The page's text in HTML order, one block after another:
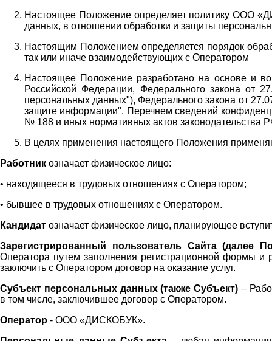
Настоящее Положение определяет политику ООО
данных, в отношении обработки и защиты
Настоящим Положением определяется порядок
так или иначе взаимодействующих с Оператором
Настоящее Положение разработано на основе и во
Российской Федерации, Федерального закона
персональных данных"), Федерального закона от
защите информации", Перечнем сведений
№ 188 и иных нормативных актов законодательства
В целях применения настоящего Положения
Работник означает физическое лицо:
• находящееся в трудовых отношениях с Оператором;
• бывшее в трудовых отношениях с Оператором.
Кандидат означает физическое лицо, планирующее
Зарегистрированный пользователь Сайта (далее
Оператора путем заполнения регистрационной формы и
заключить с Оператором договор на оказание услуг.
Субъект персональных данных (также Субъект) –
в том числе, заключившее договор с Оператором.
Оператор - ООО «ДИСКОБУК».